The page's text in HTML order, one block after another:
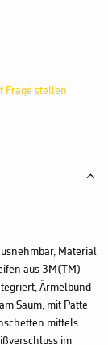
Frage stellen
Material
aus 3M(TM)-
Ärmelbund
Saum, mit Patte
mittels
im